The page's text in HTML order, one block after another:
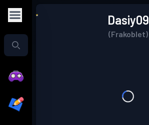
Dasiy09
(Frakoblet)